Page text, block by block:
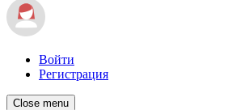
Войти
Регистрация
Close menu